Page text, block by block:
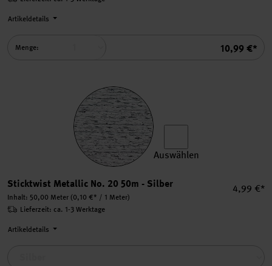
Summe
10,99 €*
Artikeldetails
Menge:
Auswählen
Sticktwist Metallic No. 20 50m - Silber
Inhalt: 50,00 Meter (0,10 €* / 1 Meter)
4,99 €*
Lieferzeit: ca. 1-3 Werktage
Artikeldetails